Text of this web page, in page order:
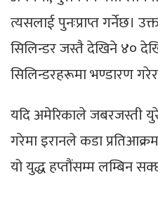
त्यसलाई पुनःप्राप्त गर्नेछ।
सिलिन्डर जस्तै देखिने ४०
सिलिन्डरहरूमा भण्डारण
यदि अमेरिकाले जबरजस्ती
गरेमा इरानले कडा
यो युद्ध हप्तौंसम्म लम्बिन